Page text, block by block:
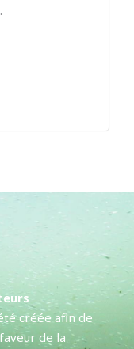
créée afin de
de la